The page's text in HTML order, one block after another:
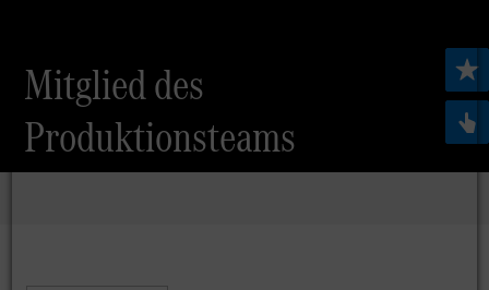
Mitglied des
Produktionsteams